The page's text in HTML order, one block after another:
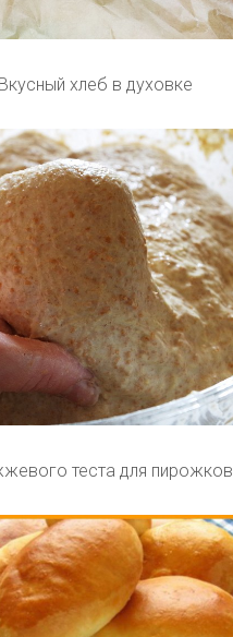
Вкусный хлеб в духовке
теста для пирожков